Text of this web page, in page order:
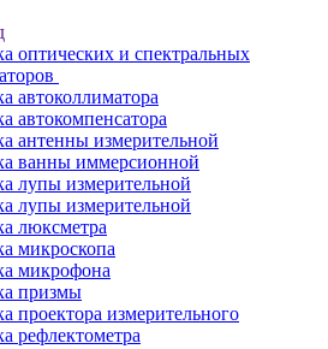
оптических и спектральных
автоколлиматора
автокомпенсатора
антенны измерительной
ванны иммерсионной
лупы измерительной
лупы измерительной
люксметра
микроскопа
микрофона
призмы
проектора измерительного
рефлектометра